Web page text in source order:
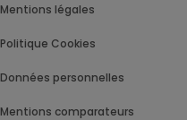
Mentions légales
Politique Cookies
Données personnelles
Mentions comparateurs